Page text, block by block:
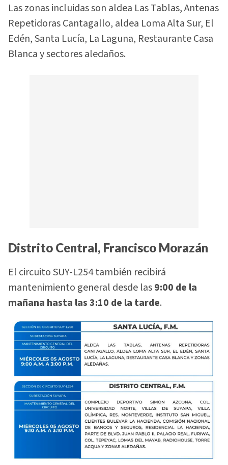
Las zonas incluidas son aldea Las Tablas, Antenas
Repetidoras Cantagallo, aldea Loma Alta Sur, El
Edén, Santa Lucía, La Laguna, Restaurante Casa
Blanca y sectores aledaños.
Distrito Central, Francisco Morazán
El circuito SUY-L254 también recibirá
mantenimiento general desde las9:00 de la
mañana hasta las 3:10 de la tarde.